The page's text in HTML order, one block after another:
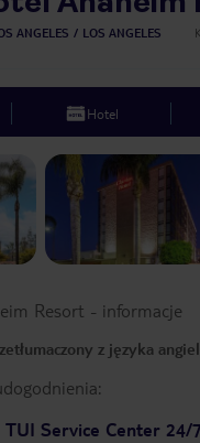
ANGELES LOS ANGELES
Hotel
Resort - informacje
z języka
TUI Service Center 24/